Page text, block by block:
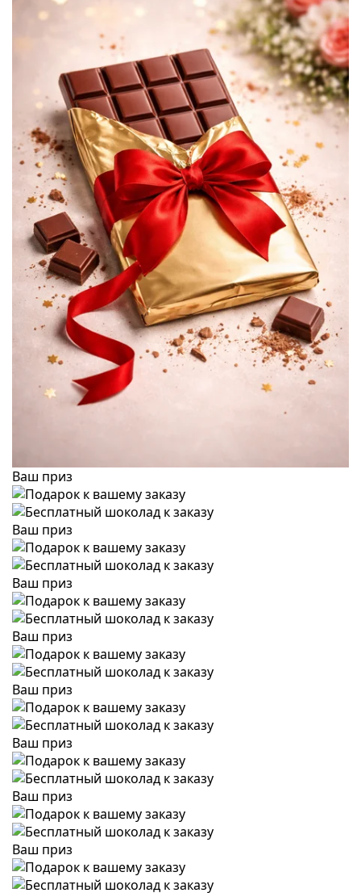
Ваш приз
Ваш приз
Ваш приз
Ваш приз
Ваш приз
Ваш приз
Ваш приз
Ваш приз